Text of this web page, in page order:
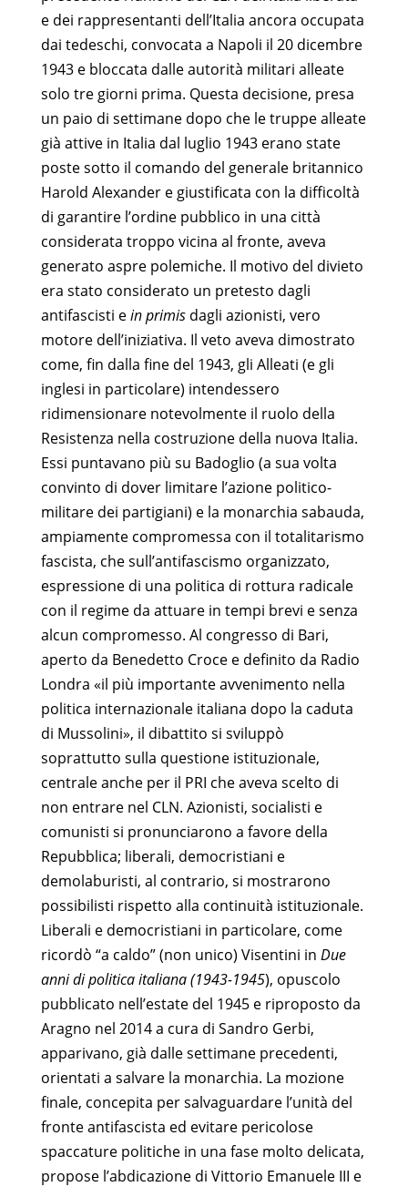
e dei rappresentanti dell’Italia ancora occupata
dai tedeschi, convocata a Napoli il 20 dicembre
1943 e bloccata dalle autorità militari alleate
solo tre giorni prima. Questa decisione, presa
un paio di settimane dopo che le truppe alleate
già attive in Italia dal luglio 1943 erano state
poste sotto il comando del generale britannico
Harold Alexander e giustificata con la difficoltà
di garantire l’ordine pubblico in una città
considerata troppo vicina al fronte, aveva
generato aspre polemiche. Il motivo del divieto
era stato considerato un pretesto dagli
antifascisti ein primis dagli azionisti, vero
motore dell’iniziativa. Il veto aveva dimostrato
come, fin dalla fine del 1943, gli Alleati (e gli
inglesi in particolare) intendessero
ridimensionare notevolmente il ruolo della
Resistenza nella costruzione della nuova Italia.
Essi puntavano più su Badoglio (a sua volta
convinto di dover limitare l’azione politico-
militare dei partigiani) e la monarchia sabauda,
ampiamente compromessa con il totalitarismo
fascista, che sull’antifascismo organizzato,
espressione di una politica di rottura radicale
con il regime da attuare in tempi brevi e senza
alcun compromesso. Al congresso di Bari,
aperto da Benedetto Croce e definito da Radio
Londra «il più importante avvenimento nella
politica internazionale italiana dopo la caduta
di Mussolini», il dibattito si sviluppò
soprattutto sulla questione istituzionale,
centrale anche per il PRI che aveva scelto di
non entrare nel CLN. Azionisti, socialisti e
comunisti si pronunciarono a favore della
Repubblica; liberali, democristiani e
demolaburisti, al contrario, si mostrarono
possibilisti rispetto alla continuità istituzionale.
Liberali e democristiani in particolare, come
ricordò “a caldo” (non unico) Visentini in Due
anni di politica italiana (1943-1945), opuscolo
pubblicato nell’estate del 1945 e riproposto da
Aragno nel 2014 a cura di Sandro Gerbi,
apparivano, già dalle settimane precedenti,
orientati a salvare la monarchia. La mozione
finale, concepita per salvaguardare l’unità del
fronte antifascista ed evitare pericolose
spaccature politiche in una fase molto delicata,
propose l’abdicazione di Vittorio Emanuele III e